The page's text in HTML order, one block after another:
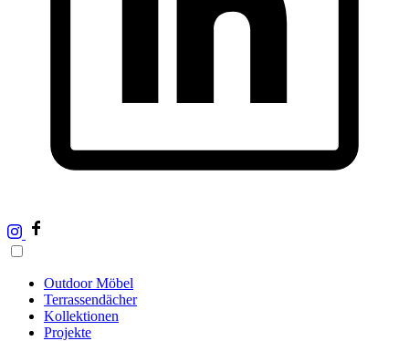
Outdoor Möbel
Terrassendächer
Kollektionen
Projekte